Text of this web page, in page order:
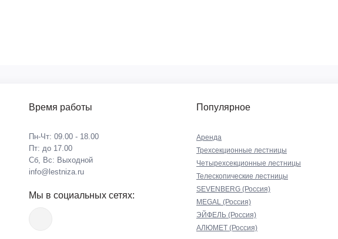
Время работы
Пн-Чт: 09.00 - 18.00
Пт: до 17.00
Сб, Вс: Выходной
info@lestniza.ru
Мы в социальных сетях:
Популярное
Аренда
Трехсекционные лестницы
Четырехсекционные лестницы
Телескопические лестницы
SEVENBERG (Россия)
MEGAL (Россия)
ЭЙФЕЛЬ (Россия)
АЛЮМЕТ (Россия)